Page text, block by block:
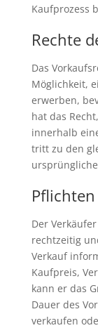
Kaufprozess
Rechte
Das
Möglichkeit,
erwerben,
hat das
innerhalb
tritt zu den
Der
rechtzeitig
Verkauf
Kaufpreis,
kann er das
Dauer des
verkaufen